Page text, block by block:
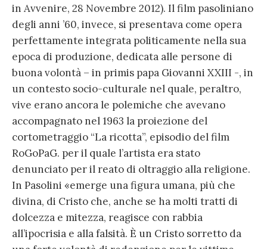
in Avvenire, 28 Novembre 2012). Il film pasoliniano
degli anni ’60, invece, si presentava come opera
perfettamente integrata politicamente nella sua
epoca di produzione, dedicata alle persone di
buona volontà – in primis papa Giovanni XXIII -, in
un contesto socio-culturale nel quale, peraltro,
vive erano ancora le polemiche che avevano
accompagnato nel 1963 la proiezione del
cortometraggio “La ricotta”, episodio del film
RoGoPaG. per il quale l’artista era stato
denunciato per il reato di oltraggio alla religione.
In Pasolini «emerge una figura umana, più che
divina, di Cristo che, anche se ha molti tratti di
dolcezza e mitezza, reagisce con rabbia
all’ipocrisia e alla falsità. È un Cristo sorretto da